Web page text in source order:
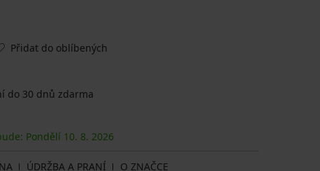
Přidat do oblíbených
do 30 dnů zdarma
Pondělí 10. 8. 2026
ÚDRŽBA A PRANÍ
O ZNAČCE